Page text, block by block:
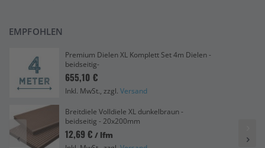
EMPFOHLEN
Premium Dielen XL Komplett Set 4m Dielen -
beidseitig-
655,10 €
Inkl. MwSt., zzgl. Versand
Breitdiele Volldiele XL dunkelbraun -
beidseitig - 20x200mm
12,69 € / lfm